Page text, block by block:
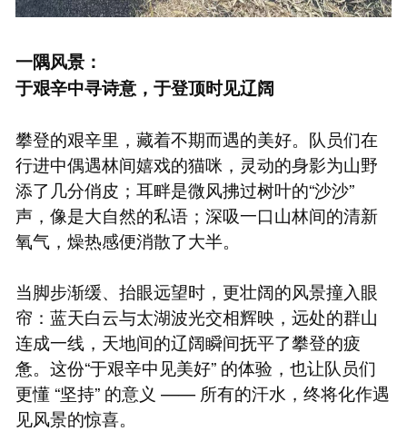
一隅风景：
于艰辛中寻诗意，于登顶时见辽阔
攀登的艰辛里，藏着不期而遇的美好。队员们在
行进中偶遇林间嬉戏的猫咪，灵动的身影为山野
添了几分俏皮；耳畔是微风拂过树叶的“沙沙”
声，像是大自然的私语；深吸一口山林间的清新
氧气，燥热感便消散了大半。
当脚步渐缓、抬眼远望时，更壮阔的风景撞入眼
帘：蓝天白云与太湖波光交相辉映，远处的群山
连成一线，天地间的辽阔瞬间抚平了攀登的疲
惫。这份“于艰辛中见美好” 的体验，也让队员们
更懂 “坚持” 的意义 —— 所有的汗水，终将化作遇
见风景的惊喜。